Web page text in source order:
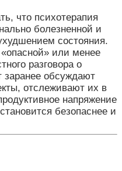
что психотерапия
болезненной и
состояния.
или менее
разговора о
заранее обсуждают
отслеживают их в
напряжение
безопаснее и